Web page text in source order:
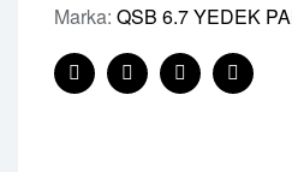
Marka: QSB 6.7 YEDEK
FacebookTwitterLinkedinPinterest